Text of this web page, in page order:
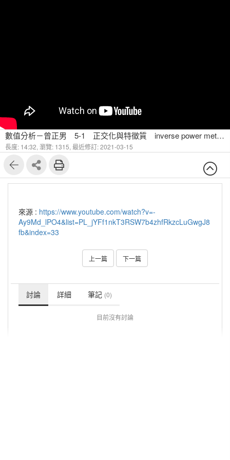
數值分析－曾正男 5-1 正交化與特徵質 inverse power method
長度: 14:32, 瀏覽: 1315, 最近修訂: 2021-03-15
來源 : https://www.youtube.com/watch?v=-
Ay9Md_lPO4&list=PL_jYFf1nkT3RSW7b4zhfRkzcLuGwgJ8
fb&index=33
上一篇 下一篇
討論 詳細 筆記 (0)
目前沒有討論